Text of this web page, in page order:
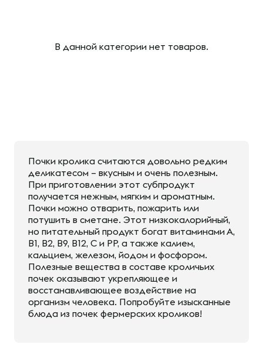
В данной категории нет товаров.
Почки кролика считаются довольно редким
деликатесом – вкусным и очень полезным.
При приготовлении этот субпродукт
получается нежным, мягким и ароматным.
Почки можно отварить, пожарить или
потушить в сметане. Этот низкокалорийный,
но питательный продукт богат витаминами А,
В1, В2, В9, В12, С и РР, а также калием,
кальцием, железом, йодом и фосфором.
Полезные вещества в составе кроличьих
почек оказывают укрепляющее и
восстанавливающее воздействие на
организм человека. Попробуйте изысканные
блюда из почек фермерских кроликов!